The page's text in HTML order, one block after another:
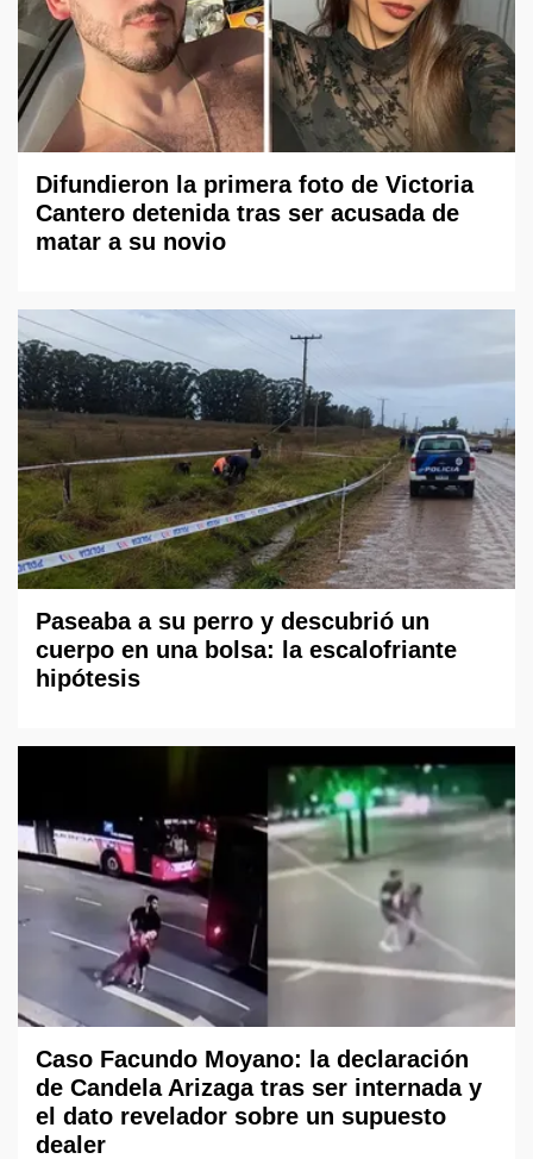
Difundieron la primera foto de Victoria
Cantero detenida tras ser acusada de
matar a su novio
Paseaba a su perro y descubrió un
cuerpo en una bolsa: la escalofriante
hipótesis
Caso Facundo Moyano: la declaración
de Candela Arizaga tras ser internada y
el dato revelador sobre un supuesto
dealer